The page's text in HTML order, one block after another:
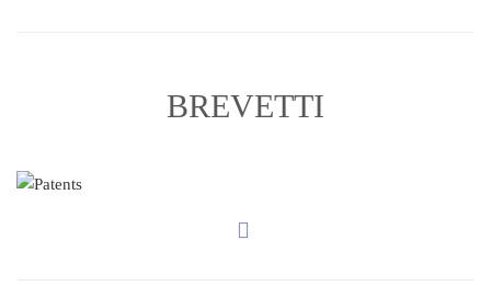
BREVETTI